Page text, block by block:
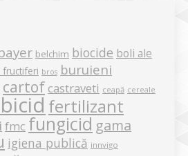
belchim biocide boli ale
bros buruieni
cartof castraveti ceapă cereale
fertilizant
fmc fungicid gama
igiena publică innvigo